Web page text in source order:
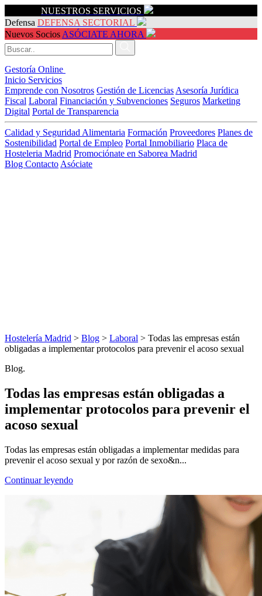
NUESTROS SERVICIOS
Defensa DEFENSA SECTORIAL
Nuevos Socios ASÓCIATE AHORA
Gestoría Online
Inicio Servicios
Emprende con Nosotros Gestión de Licencias Asesoría Jurídica
Fiscal Laboral Financiación y Subvenciones Seguros Marketing
Digital Portal de Transparencia
Calidad y Seguridad Alimentaria Formación Proveedores Planes de
Sostenibilidad Portal de Empleo Portal Inmobiliario Placa de
Hosteleria Madrid Promociónate en Saborea Madrid
Blog Contacto Asóciate
Hostelería Madrid > Blog > Laboral > Todas las empresas están
obligadas a implementar protocolos para prevenir el acoso sexual
Blog.
Todas las empresas están obligadas a
implementar protocolos para prevenir el
acoso sexual
Todas las empresas están obligadas a implementar medidas para
prevenir el acoso sexual y por razón de sexo&n...
Continuar leyendo